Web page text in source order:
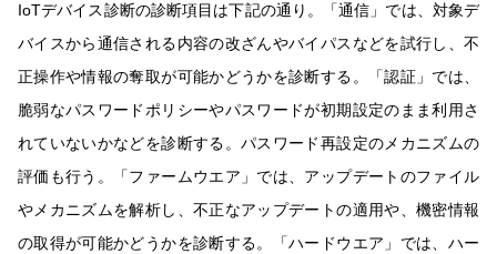
IoTデバイス診断の診断項目は下記の通り。「通信」では、対象デ
バイスから通信される内容の改ざんやバイパスなどを試行し、不
正操作や情報の奪取が可能かどうかを診断する。「認証」では、
脆弱なパスワードポリシーやパスワードが初期設定のまま利用さ
れていないかなどを診断する。パスワード再設定のメカニズムの
評価も行う。「ファームウエア」では、アップデートのファイル
やメカニズムを解析し、不正なアップデートの適用や、機密情報
の取得が可能かどうかを診断する。「ハードウエア」では、ハー